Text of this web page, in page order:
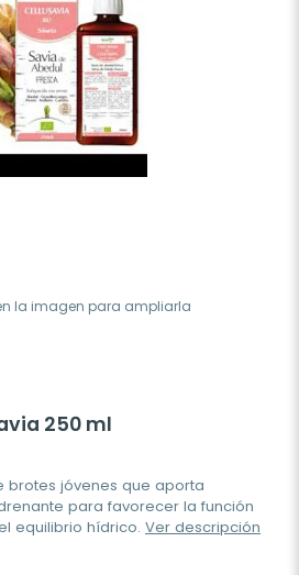
la imagen para ampliarla
250 ml
jóvenes que aporta
para favorecer la función
equilibrio hídrico. Ver descripción